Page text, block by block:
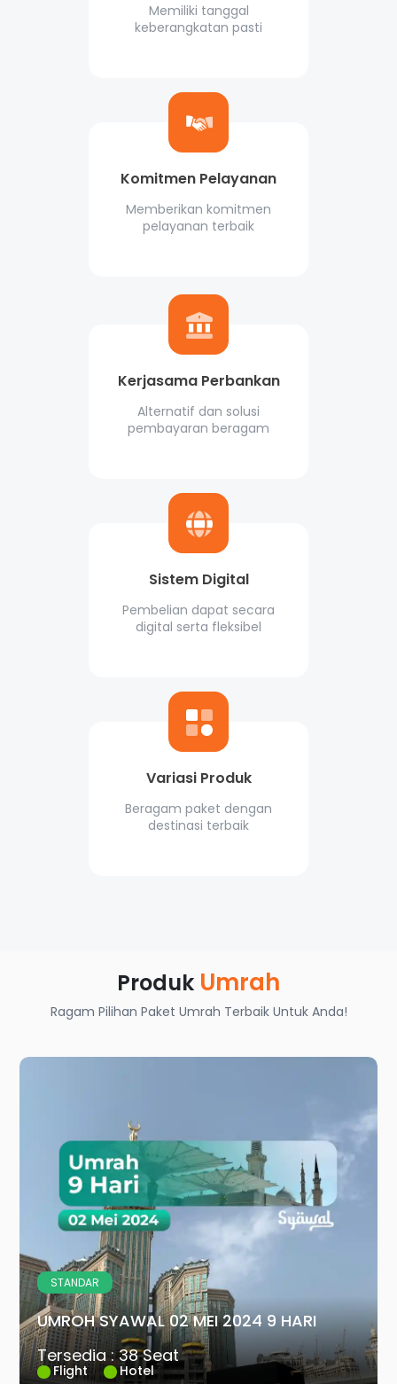
Memiliki tanggal
keberangkatan pasti
Komitmen Pelayanan
Memberikan komitmen
pelayanan terbaik
Kerjasama Perbankan
Alternatif dan solusi
pembayaran beragam
Sistem Digital
Pembelian dapat secara
digital serta fleksibel
Variasi Produk
Beragam paket dengan
destinasi terbaik
Produk Umrah
Ragam Pilihan Paket Umrah Terbaik Untuk Anda!
STANDAR
UMROH SYAWAL 02 MEI 2024 9 HARI
Tersedia : 38 Seat
Flight Hotel